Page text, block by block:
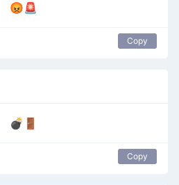
😡🚨
Copy
💣🚪
Copy